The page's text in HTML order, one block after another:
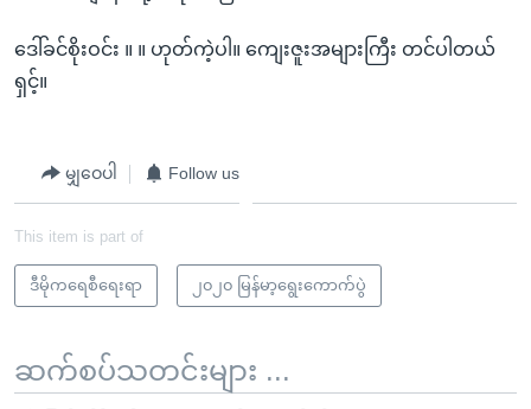
ဒေါ်ခင်စိုးဝင်း ။ ။ ဟုတ်ကဲ့ပါ။ ကျေးဇူးအများကြီး တင်ပါတယ်
ရှင့်။
မျှဝေပါ Follow us
This item is part of
ဒီမိုကရေစီရေးရာ ၂၀၂၀ မြန်မာ့ရွေးကောက်ပွဲ
ဆက်စပ်သတင်းများ ...